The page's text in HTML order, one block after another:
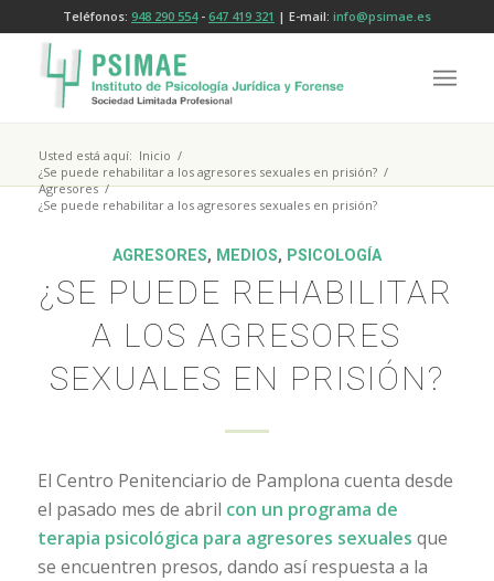
Teléfonos: 948 290 554- 647 419 321 | E-mail: info@psimae.es
Usted está aquí: Inicio /
¿Se puede rehabilitar a los agresores sexuales en prisión? /
Agresores /
¿Se puede rehabilitar a los agresores sexuales en prisión?
AGRESORES, MEDIOS, PSICOLOGÍA
¿SE PUEDE REHABILITAR
A LOS AGRESORES
SEXUALES EN PRISIÓN?
El Centro Penitenciario de Pamplona cuenta desde
el pasado mes de abril con un programa de
terapia psicológica para agresores sexuales que
se encuentren presos, dando así respuesta a la